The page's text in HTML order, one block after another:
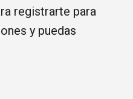
registrarte para
y puedas